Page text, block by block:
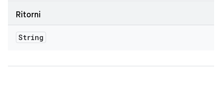
Ritorni
String